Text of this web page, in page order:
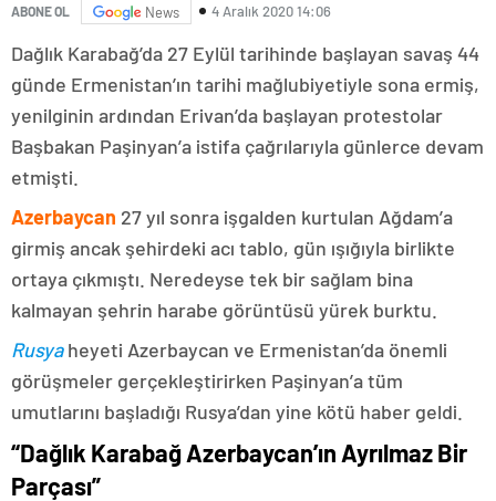
ABONE OL News 4 Aralık 2020 14:06
Dağlık Karabağ’da 27 Eylül tarihinde başlayan savaş 44
günde Ermenistan’ın tarihi mağlubiyetiyle sona ermiş,
yenilginin ardından Erivan’da başlayan protestolar
Başbakan Paşinyan’a istifa çağrılarıyla günlerce devam
etmişti.
Azerbaycan 27 yıl sonra işgalden kurtulan Ağdam’a
girmiş ancak şehirdeki acı tablo, gün ışığıyla birlikte
ortaya çıkmıştı. Neredeyse tek bir sağlam bina
kalmayan şehrin harabe görüntüsü yürek burktu.
Rusyaheyeti Azerbaycan ve Ermenistan’da önemli
görüşmeler gerçekleştirirken Paşinyan’a tüm
umutlarını başladığı Rusya’dan yine kötü haber geldi.
“Dağlık Karabağ Azerbaycan’ın Ayrılmaz Bir
Parçası”